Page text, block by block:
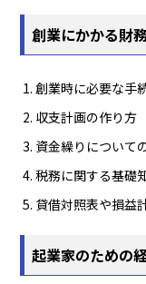
創業にかかる財
創業時に必要な手
収支計画の作り方
資金繰りについて
税務に関する基礎
貸借対照表や損益
起業家のための